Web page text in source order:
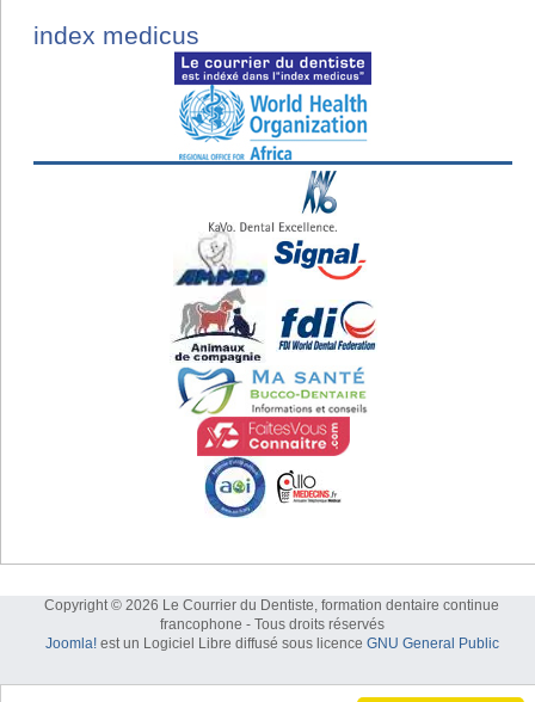
index medicus
Copyright © 2026 Le Courrier du Dentiste, formation dentaire continue
francophone - Tous droits réservés
Joomla!est un Logiciel Libre diffusé sous licence GNU General Public